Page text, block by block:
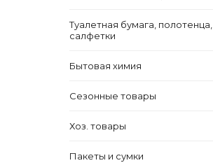
Туалетная бумага, полотенца,
салфетки
Бытовая химия
Сезонные товары
Хоз. товары
Пакеты и сумки